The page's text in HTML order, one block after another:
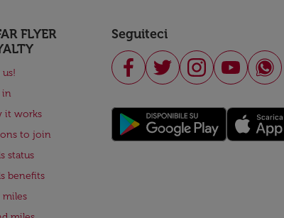
FLYER
in
it works
to join
status
benefits
miles
Seguiteci